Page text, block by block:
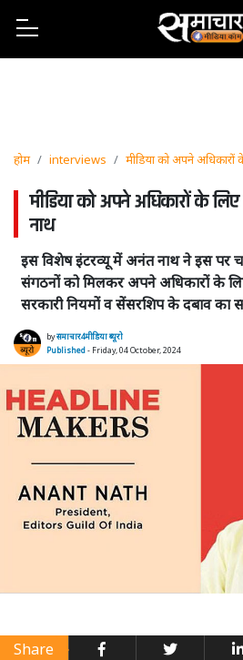
होम interviews मीडिया को अपने
मीडिया को अपने अधिकारों के
नाथ
इस विशेष इंटरव्यू में अनंत नाथ ने इस पर
संगठनों को मिलकर अपने अधिकारों के
सरकारी नियमों व सेंसरशिप के दबाव का
byसमाचार4मीडिया ब्यूरो
Published- Friday, 04 October, 2024
Share